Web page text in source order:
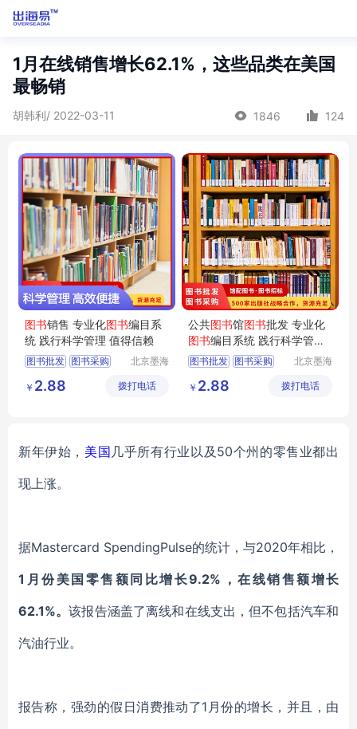
1月在线销售增长62.1%，这些品类在美国
最畅销
胡韩利/ 2022-03-11 1846 124
图书销售 专业化图书编目系
统 践行科学管理 值得信赖
图书批发 图书采购
图书
北京墨海
有限公司
￥ 2.88 拨打电话
公共图书馆图书批发 专业化
图书编目系统 践行科学管理
值得信赖
图书批发 图书采购
图书
北京墨海
有限公司
￥ 2.88 拨打电话
新年伊始， 美国几乎所有行业以及 50个州的零售业都出
现上涨。
据Mastercard SpendingPulse的统计，与2020年相比，
1月份美国零售额同比增长9.2%，在线销售额增长
62.1%。该报告涵盖了离线和在线支出 ，但不包括汽车和
汽油行业。
报告称，强劲的假日消费推动了1月份的增长， 并且， 由